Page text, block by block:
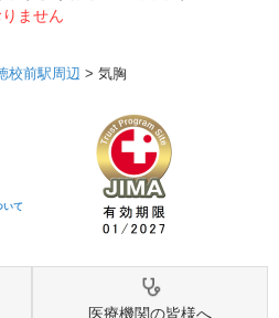
ません
校前駅周辺 > 気胸
いて
医療機関の皆様へ